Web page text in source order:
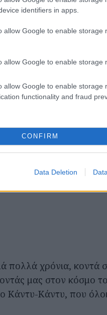
identifiers in apps.
allow Google to enable storage
allow Google to enable storage
allow Google to enable storage
functionality and fraud
CONFIRM
Data Deletion
πιο απλά, πιο αθώα.
του ΄90 ξεκινά, και
και αγαπημένες
πολλά χρόνια, κοντά
μας στον κόσμο
Κάντυ-Κάντυ, που